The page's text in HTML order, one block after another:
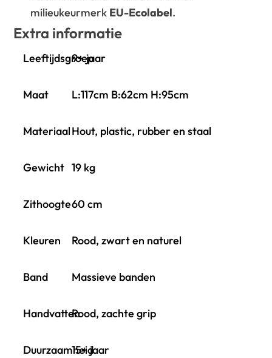
milieukeurmerk EU-Ecolabel.
Extra informatie
Leeftijdsgroep
9+ jaar
Maat L:117cm B:62cm H:95cm
MateriaalHout, plastic, rubber en staal
Gewicht 19 kg
Zithoogte60 cm
Kleuren Rood, zwart en naturel
Band Massieve banden
HandvattenRood, zachte grip
Duurzaamheid
15+ jaar